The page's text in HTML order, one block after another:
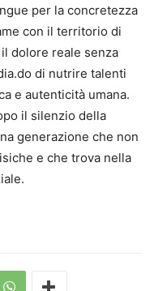
per la concretezza
con il territorio di
dolore reale senza
di nutrire talenti
e autenticità umana.
il silenzio della
generazione che non
e che trova nella